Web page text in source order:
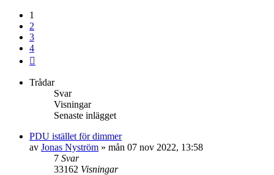
1
2
3
4
Trådar
Svar
Visningar
Senaste inlägget
PDU istället för dimmer
av Jonas Nyström » mån 07 nov 2022, 13:58
7 Svar
33162 Visningar